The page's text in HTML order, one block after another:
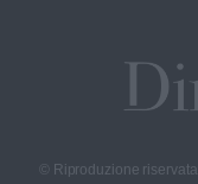
© Riproduzione